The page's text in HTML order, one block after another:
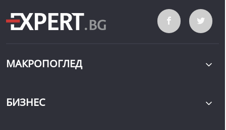
МАКРОПОГЛЕД
БИЗНЕС